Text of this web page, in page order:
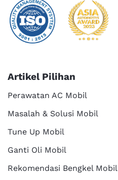
Artikel Pilihan
Perawatan AC Mobil
Masalah & Solusi Mobil
Tune Up Mobil
Ganti Oli Mobil
Rekomendasi Bengkel Mobil